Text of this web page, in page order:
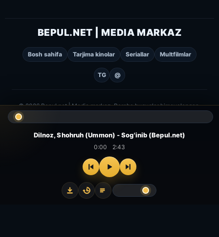
BEPUL.NET | MEDIA MARKAZ
Bosh sahifa Tarjima kinolar Seriallar Multfilmlar
TG @
© 2026 Bepul.net | Media markaz. Barcha huquqlar himoyalangan.
▻
Kinolar
▣
Serial
Dilnoz, Shohruh (Ummon) - Sog'inib (Bepul.net)
0:00 2:43